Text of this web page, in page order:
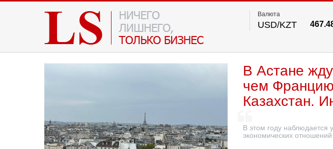
Валюта
USD/KZT
В Астане
чем
Казахстан.
В этом году наблюдается
экономических